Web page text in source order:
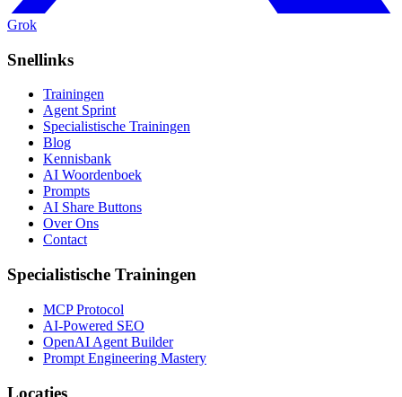
Grok
Snellinks
Trainingen
Agent Sprint
Specialistische Trainingen
Blog
Kennisbank
AI Woordenboek
Prompts
AI Share Buttons
Over Ons
Contact
Specialistische Trainingen
MCP Protocol
AI-Powered SEO
OpenAI Agent Builder
Prompt Engineering Mastery
Locaties